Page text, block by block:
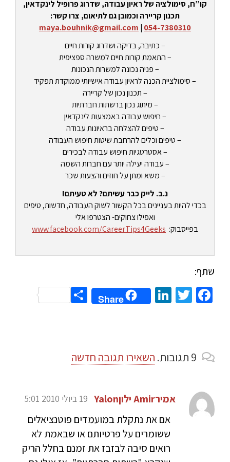
קו”ח, סימולציה של ראיון עבודה, שדרוג פרופיל לינקדאין,
תכנון קריירה וכמובן גם לתיאום, צרו קשר:
054-7380310
|
maya.bouhnik@gmail.com
– כתיבה, בדיקה ושדרוג קורות חיים
– התאמת קורות חיים למשרה ספציפית
– פניה נכונה למשרות הנכונות
– סימולציית הכנה לראיון עבודה אישיותי ממוקדת תפקיד
– תכנון נכון של קריירה
– מיתוג נכון ברשתות חברתיות
– חיפוש עבודה באמצעות לינקדאין
– טיפים להצלחה בראיונות עבודה
– טיפים וכלים להרחבת שיטות חיפוש העבודה
– אסטרטגיות חיפוש עבודה לבכירים
– עבודה יעילה יותר עם חברות השמה
– משא ומתן על חוזים והצעות שכר
נ.ב. לייק כבר עשיתם? לא טעיתם!
בכדי להיות בעניינים בכל הקשור לשוק העבודה, חדשות, טיפים
ואפילו צחוקים- הצטרפו אלי
בפייסבוק: www.facebook.com/CareerTips4Geeks
שתף:
Facebook
Twitter
LinkedIn
Share
Share
9 תגובות. השאירו תגובה חדשה
19 ביולי 2010 5:01
אם את נתקלת במועמדים פוטנציאלים
ששומרים על פרטיותם או שבאמת לא
רואים סיבה לבזבז את זמנם בחלל הריק